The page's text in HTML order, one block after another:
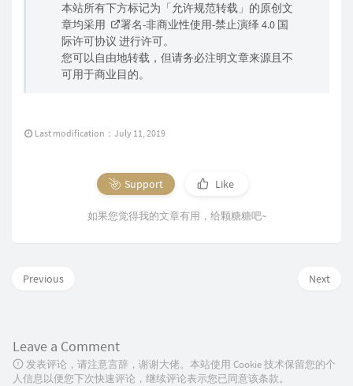
本站所有下方标记为「允许规范转载」的原创文
章均采用
署名-非商业性使用-禁止演绎 4.0 国
际许可协议 进行许可。
您可以自由地转载，但请务必注明文章来源且不
可用于商业目的。
Last modification：July 11, 2019
Support Like
如果您觉得我的文章有用，给颗糖糖吧~
Next
Previous
Leave a Comment
发表评论，请注意言辞，谢谢大佬。本站使用 Cookie 技术保留您的个
人信息以便您下次快速评论，继续评论表示您已同意该条款。